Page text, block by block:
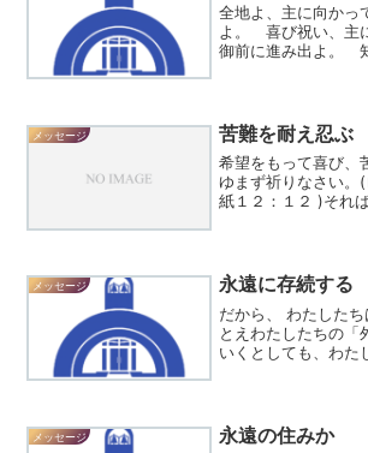
全地よ、主に向かっ
よ。 喜び祝い、主
御前に進み出よ。
の門に進み 賛美の
メッセージ 苦難を耐え忍ぶ
希望をもって喜び、
ゆまず祈りなさい。
紙１２：１２ )それ
望はわたしたちを欺
メッセージ 永遠に存続する
だから、 わたした
とえわたしたちの「
いくとしても、わた
もたらしてくれます
メッセージ 永遠の住みか